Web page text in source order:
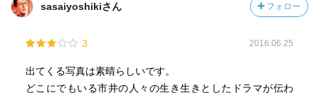
sasaiyoshikiさん フォロー
3 2016.06.25
出てくる写真は素晴らしいです。
どこにでもいる市井の人々の生き生きとしたドラマが伝わ